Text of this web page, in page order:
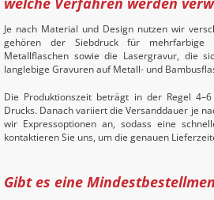
Je nach Material und Design nutzen wir
gehören der Siebdruck für mehrfarbige
Metallflaschen sowie die Lasergravur, die
langlebige Gravuren auf Metall- und
Die Produktionszeit beträgt in der Regel
Drucks. Danach variiert die Versanddauer je
wir Expressoptionen an, sodass eine
kontaktieren Sie uns, um die genauen
Gibt es eine